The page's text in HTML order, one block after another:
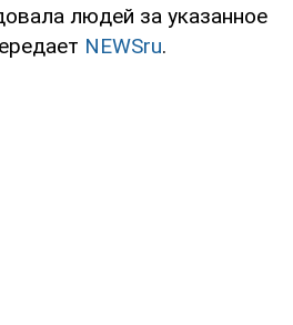
людей за указанное
NEWSru.